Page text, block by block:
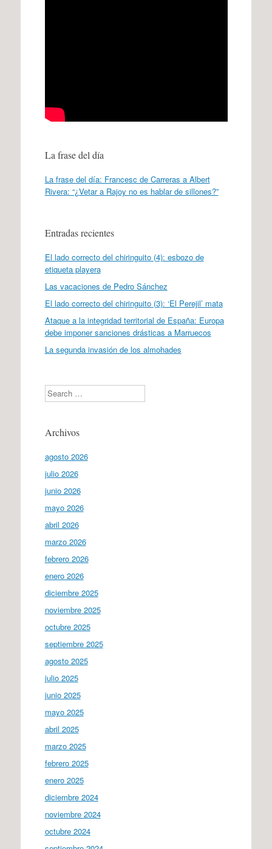
La frase del día
La frase del día: Francesc de Carreras a Albert
Rivera: “¿Vetar a Rajoy no es hablar de sillones?”
Entradas recientes
El lado correcto del chiringuito (4): esbozo de
etiqueta playera
Las vacaciones de Pedro Sánchez
El lado correcto del chiringuito (3): ‘El Perejil’ mata
Ataque a la integridad territorial de España: Europa
debe imponer sanciones drásticas a Marruecos
La segunda invasión de los almohades
Search
Archivos
agosto 2026
julio 2026
junio 2026
mayo 2026
abril 2026
marzo 2026
febrero 2026
enero 2026
diciembre 2025
noviembre 2025
octubre 2025
septiembre 2025
agosto 2025
julio 2025
junio 2025
mayo 2025
abril 2025
marzo 2025
febrero 2025
enero 2025
diciembre 2024
noviembre 2024
octubre 2024